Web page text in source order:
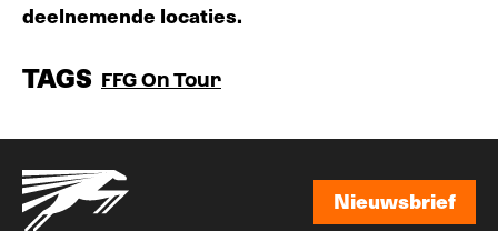
deelnemende locaties.
TAGS FFG On Tour
Nieuwsbrief